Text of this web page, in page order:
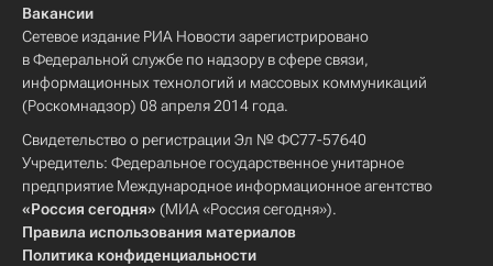
Вакансии
Сетевое издание РИА Новости зарегистрировано
в Федеральной службе по надзору в сфере связи,
информационных технологий и массовых коммуникаций
(Роскомнадзор) 08 апреля 2014 года.
Свидетельство о регистрации Эл № ФС77-57640
Учредитель: Федеральное государственное унитарное
предприятие Международное информационное агентство
«Россия сегодня» (МИА «Россия сегодня»).
Правила использования материалов
Политика конфиденциальности